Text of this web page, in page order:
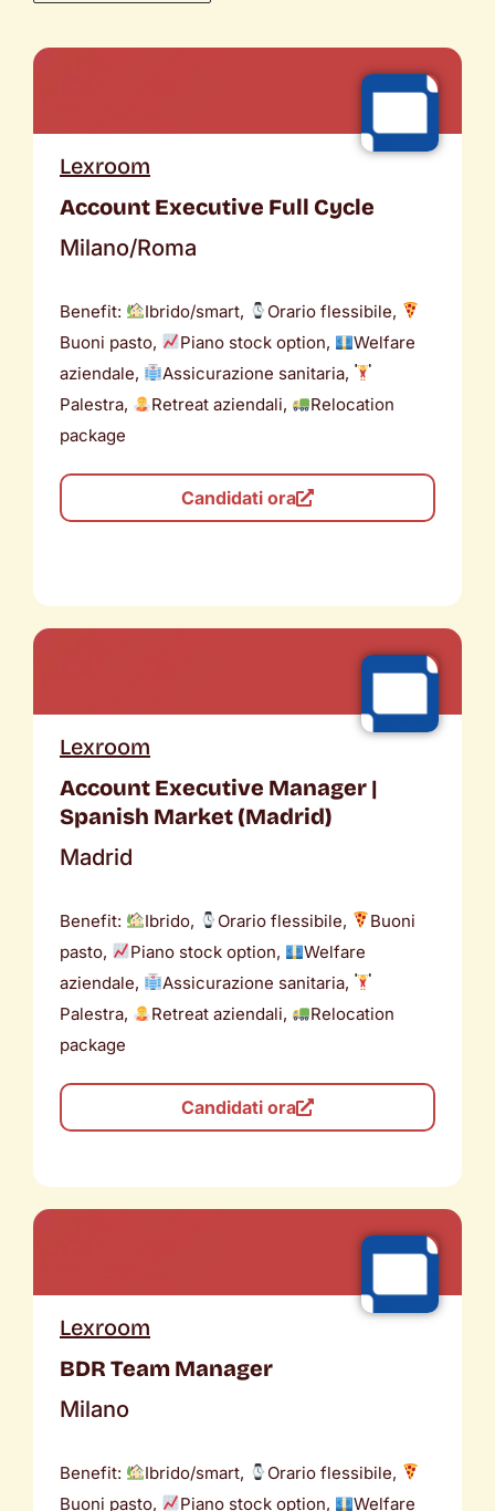
Lexroom
Account Executive Full Cycle
Milano/Roma
Benefit: Ibrido/smart,
Orario flessibile,
Buoni pasto,
Piano stock option,
Welfare
aziendale,
Assicurazione sanitaria,
Palestra,
Retreat aziendali,
Relocation
package
Candidati ora
Lexroom
Account Executive Manager |
Spanish Market (Madrid)
Madrid
Benefit: Ibrido, Orario flessibile,
Buoni
pasto,
Piano stock option,
Welfare
aziendale,
Assicurazione sanitaria,
Palestra,
Retreat aziendali,
Relocation
package
Candidati ora
Lexroom
BDR Team Manager
Milano
Benefit: Ibrido/smart,
Orario flessibile,
Buoni pasto,
Piano stock option,
Welfare